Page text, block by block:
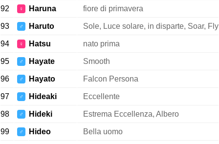
92 ♀ Haruna fiore di primavera
93 ♂ Haruto Sole, Luce solare, in disparte, Soar, Fly
94 ♀ Hatsu nato prima
95 ♂ Hayate Smooth
96 ♂ Hayato Falcon Persona
97 ♂ Hideaki Eccellente
98 ♂ Hideki Estrema Eccellenza, Albero
99 ♂ Hideo Bella uomo